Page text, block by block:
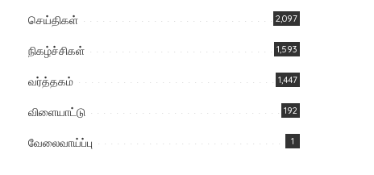
செய்திகள் 2,097
நிகழ்ச்சிகள் 1,593
வர்த்தகம் 1,447
விளையாட்டு 192
வேலைவாய்ப்பு 1